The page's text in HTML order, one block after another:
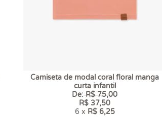
Camiseta de modal coral floral manga
curta infantil
De:R$ 75,00
R$ 37,50
6 x R$ 6,25